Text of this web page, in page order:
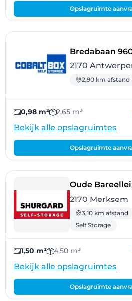
Opslagruimte
Bredabaan 960
2170
2,90 km afstand
0,98 m² 2,65 m³
Bekijk alle opslagruimtes
Opslagruimte
Oude Bareellei
2170 Merksem
3,10 km afstand
Self Storage
1,50 m² 4,50 m³
Bekijk alle opslagruimtes
Opslagruimte